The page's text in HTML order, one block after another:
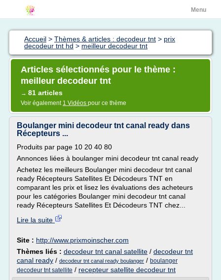
Menu
Accueil > Thèmes & articles : decodeur tnt > prix
decodeur tnt hd > meilleur decodeur tnt
Articles sélectionnés pour le thème :
meilleur decodeur tnt
→ 81 articles
Voir également 1 Vidéos pour ce thème
Boulanger mini decodeur tnt canal ready dans
Récepteurs ...
Produits par page 10 20 40 80
Annonces liées à boulanger mini decodeur tnt canal ready
Achetez les meilleurs Boulanger mini decodeur tnt canal
ready Récepteurs Satellites Et Décodeurs TNT en
comparant les prix et lisez les évaluations des acheteurs
pour les catégories Boulanger mini decodeur tnt canal
ready Récepteurs Satellites Et Décodeurs TNT chez...
Lire la suite
Site : http://www.prixmoinscher.com
Thèmes liés : decodeur tnt canal satellite / decodeur tnt
canal ready / decodeur tnt canal ready boulanger / boulanger
decodeur tnt satellite / recepteur satellite decodeur tnt